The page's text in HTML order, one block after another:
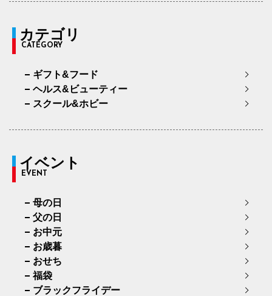
カテゴリ
CATEGORY
ギフト&フード
ヘルス&ビューティー
スクール&ホビー
イベント
EVENT
母の日
父の日
お中元
お歳暮
おせち
福袋
ブラックフライデー